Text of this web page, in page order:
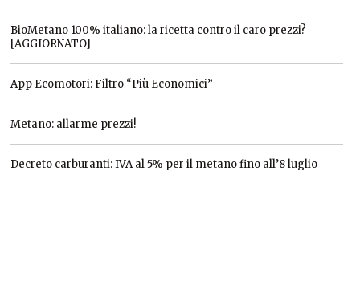
BioMetano 100% italiano: la ricetta contro il caro prezzi?
[AGGIORNATO]
App Ecomotori: Filtro “Più Economici”
Metano: allarme prezzi!
Decreto carburanti: IVA al 5% per il metano fino all’8 luglio